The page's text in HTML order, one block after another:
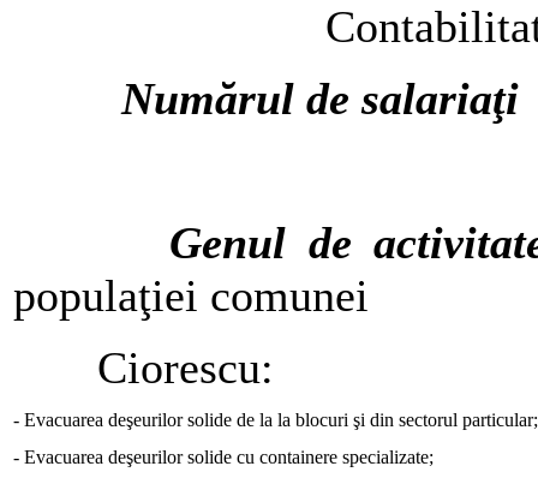
Contabilitate -
Numărul de
Genul de
populaţiei comunei
Ciorescu:
- Evacuarea deşeurilor solide de la la blocuri şi din sectorul particular;
- Evacuarea deşeurilor solide cu containere specializate;